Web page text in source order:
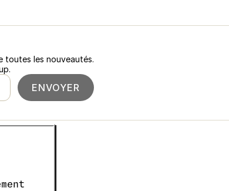
toutes les nouveautés.
ENVOYER